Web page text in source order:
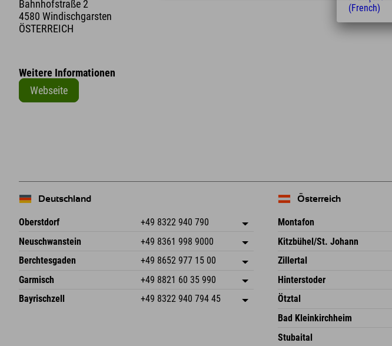
Bahnhofstraße 2
4580 Windischgarsten
ÖSTERREICH
Weitere Informationen
Webseite
Deutschland
Oberstdorf +49 8322 940 790
An der Breitach 3
Deutschland
Adresse speichern
Buchen
Neuschwanstein +49 8361 998 9000
An der Riese 45
87484 Nesselwang im Allgäu
Deutschland
Adresse speichern
Buchen
Berchtesgaden +49 8652 977 15 00
Hofreitstr. 7
Deutschland
Adresse speichern
Buchen
Garmisch +49 8821 60 35 990
Frickenstraße 22
82490 Farchant
Adresse speichern
Bayrischzell +49 8322 940 794 45
Österreich
Montafon
Dorfstr. 127b
6793 Gaschurn/Montafon
Österreich
Kitzbühel/St. Johann
Speckbacherstraße 87
Österreich
Zillertal
Schmiedau 2
Österreich
Hinterstoder
Freizeitpark 10
Österreich
Ötztal
Gscheat 14
Österreich
Bad Kleinkirchheim
Dorfstraße 24
Stubaital
(French)